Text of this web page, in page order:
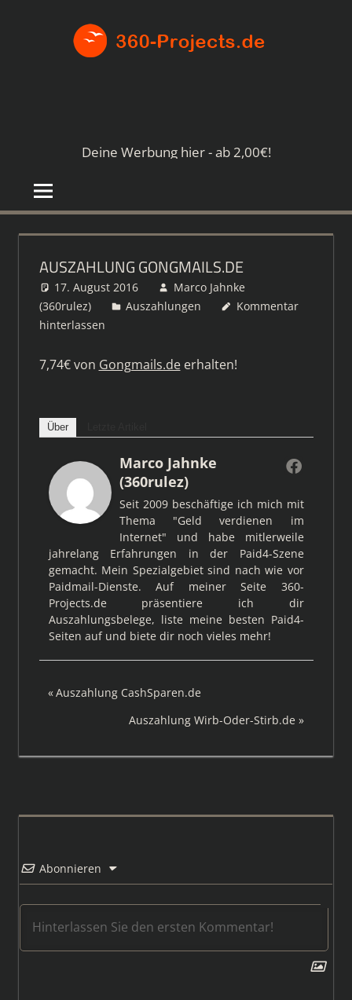
Deine Werbung hier - ab 2,00€!
AUSZAHLUNG GONGMAILS.DE
17. August 2016
Marco Jahnke
(360rulez)
Auszahlungen
Kommentar
hinterlassen
7,74€ von Gongmails.deerhalten!
Über
Marco Jahnke
(360rulez)
Seit 2009 beschäftige ich mich mit
Thema "Geld verdienen im
Internet" und habe mitlerweile
jahrelang Erfahrungen in der Paid4-Szene
gemacht. Mein Spezialgebiet sind nach wie vor
Paidmail-Dienste. Auf meiner Seite 360-
Projects.de präsentiere ich dir
Auszahlungsbelege, liste meine besten Paid4-
Seiten auf und biete dir noch vieles mehr!
Beitragsnavigation
Vorheriger
Auszahlung CashSparen.de
Nächster
Auszahlung Wirb-Oder-Stirb.de
Abonnieren